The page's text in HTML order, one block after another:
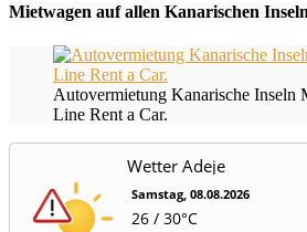
Mietwagen auf allen Kanarischen Inseln
Autovermietung Kanarische Inseln
Line Rent a Car.
Wetter Adeje
Samstag, 08.08.2026
26 / 30°C